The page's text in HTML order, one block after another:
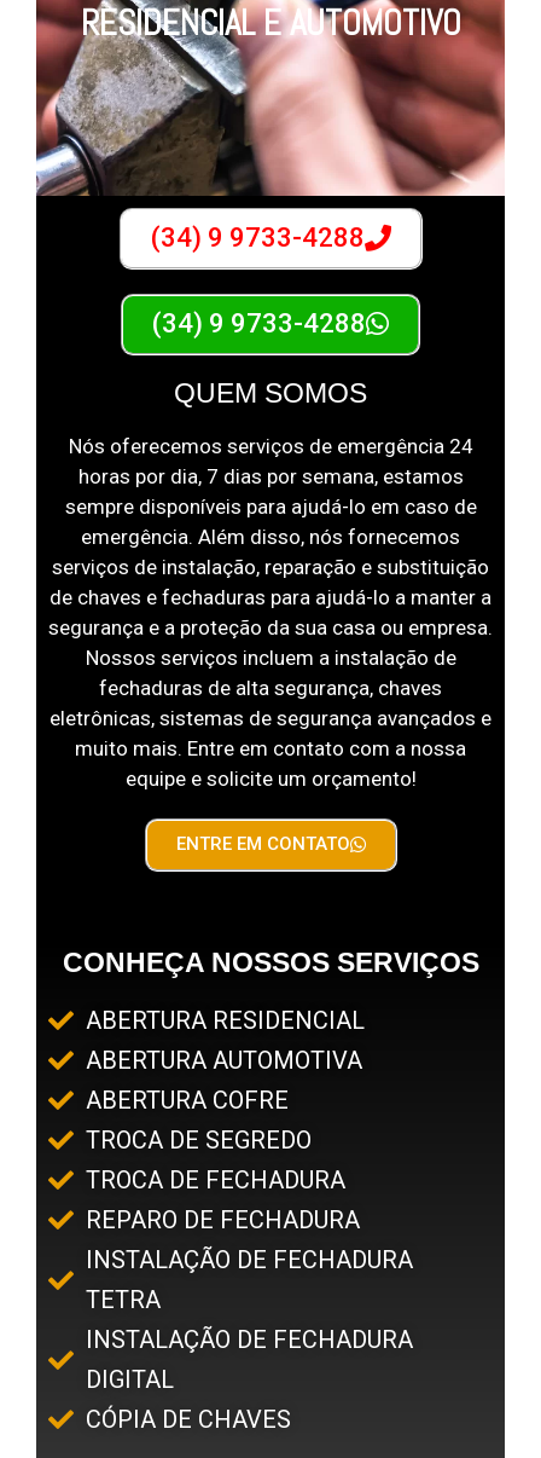
RESIDENCIAL E AUTOMOTIVO
(34) 9 9733-4288
(34) 9 9733-4288
QUEM SOMOS
Nós oferecemos serviços de emergência 24
horas por dia, 7 dias por semana, estamos
sempre disponíveis para ajudá-lo em caso de
emergência. Além disso, nós fornecemos
serviços de instalação, reparação e substituição
de chaves e fechaduras para ajudá-lo a manter a
segurança e a proteção da sua casa ou empresa.
Nossos serviços incluem a instalação de
fechaduras de alta segurança, chaves
eletrônicas, sistemas de segurança avançados e
muito mais. Entre em contato com a nossa
equipe e solicite um orçamento!
ENTRE EM CONTATO
CONHEÇA NOSSOS SERVIÇOS
ABERTURA RESIDENCIAL
ABERTURA AUTOMOTIVA
ABERTURA COFRE
TROCA DE SEGREDO
TROCA DE FECHADURA
REPARO DE FECHADURA
INSTALAÇÃO DE FECHADURA
TETRA
INSTALAÇÃO DE FECHADURA
DIGITAL
CÓPIA DE CHAVES